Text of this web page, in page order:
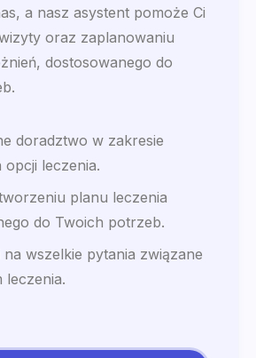
a nasz asystent pomoże Ci
oraz zaplanowaniu
dostosowanego do
doradztwo w zakresie
leczenia.
planu leczenia
do Twoich potrzeb.
na wszelkie pytania związane
leczenia.